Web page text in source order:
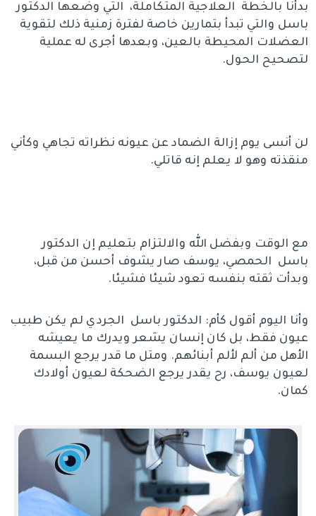
بدأنا بالخطة العلاجية المتكاملة، التي وضعها الدكتور
باسل والتي تبدأ بتمارين خاصة لفترة زمنية ذلك لتقوية
العضلات المحيطة بالعين، وبعدها أجرى له عملية
لتصحيح الحول.
لن أنسى يوم إزالة الضماد عن عيونه نظراته تجاهي وكأني
منقذته وهو لا يعلم إنه قاتلي.
مع الوقت وبفضل الله والالتزام بتعليم إن الدكتور
باسل الحمصي، يوسف صار يشوف أحسن من قبل،
وبدأت ثقته بنفسه تعود شيئا فشيئا.
وأنا اليوم أقول كأم: الدكتور باسل الجردي لم يكن طبيب
عيون فقط، بل كان إنسان يشعر ويدرك ما يعيشه
الأهل من ألم لألم أبنائهم. ومتل ما قدر يرجع البسمة
لعيون يوسف، رح يقدر يرجع الضحكة لعيون أولادك
كمان.